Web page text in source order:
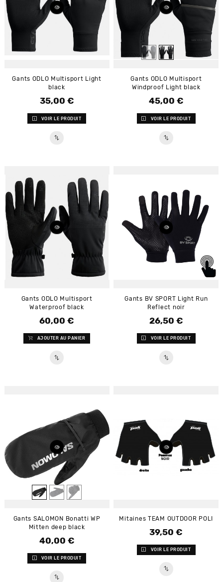
Gants ODLO Multisport Light
black
Prix
35,00 €
VOIR LE PRODUIT
Gants ODLO Multisport
Windproof Light black
Prix
45,00 €
VOIR LE PRODUIT
Gants ODLO Multisport
Waterproof black
Prix
60,00 €
AJOUTER AU PANIER
Gants BV SPORT Light Run
Reflect noir
Prix
26,50 €
VOIR LE PRODUIT
Gants SALOMON Bonatti WP
Mitten deep black
Prix
40,00 €
VOIR LE PRODUIT
Mitaines TEAM OUTDOOR POLI
Prix
39,50 €
VOIR LE PRODUIT